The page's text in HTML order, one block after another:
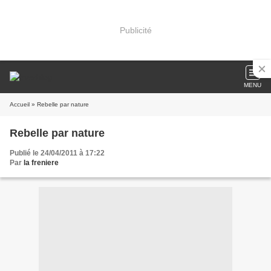
Publicité
MENU
Accueil » Rebelle par nature
Rebelle par nature
Publié le 24/04/2011 à 17:22
Par la freniere